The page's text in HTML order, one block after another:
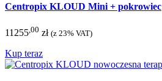
Centropix KLOUD Mini + pokrowiec
11255,00 zł (z 23% VAT)
Kup teraz